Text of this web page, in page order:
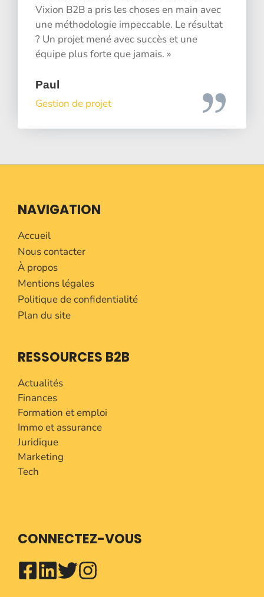
Vixion B2B a pris les choses en main avec
une méthodologie impeccable. Le résultat
? Un projet mené avec succès et une
équipe plus forte que jamais. »
Paul
Gestion de projet
NAVIGATION
Accueil
Nous contacter
À propos
Mentions légales
Politique de confidentialité
Plan du site
RESSOURCES B2B
Actualités
Finances
Formation et emploi
Immo et assurance
Juridique
Marketing
Tech
CONNECTEZ-VOUS